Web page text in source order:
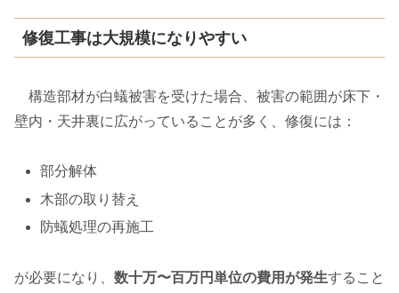
修復工事は大規模になりやすい
構造部材が白蟻被害を受けた場合、被害の範囲が床下・
壁内・天井裏に広がっていることが多く、修復には：
部分解体
木部の取り替え
防蟻処理の再施工
が必要になり、 数十万〜百万円単位の費用が発生すること